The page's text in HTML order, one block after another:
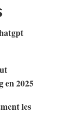
en 2025
les